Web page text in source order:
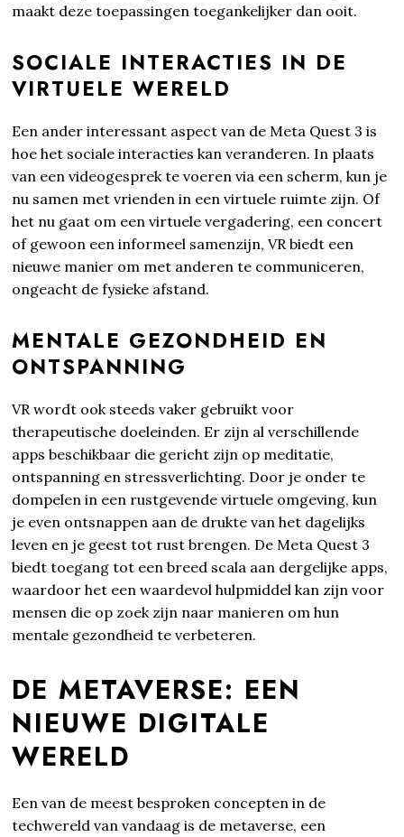
maakt deze toepassingen toegankelijker dan ooit.
SOCIALE INTERACTIES IN DE
VIRTUELE WERELD
Een ander interessant aspect van de Meta Quest 3 is
hoe het sociale interacties kan veranderen. In plaats
van een videogesprek te voeren via een scherm, kun je
nu samen met vrienden in een virtuele ruimte zijn. Of
het nu gaat om een virtuele vergadering, een concert
of gewoon een informeel samenzijn, VR biedt een
nieuwe manier om met anderen te communiceren,
ongeacht de fysieke afstand.
MENTALE GEZONDHEID EN
ONTSPANNING
VR wordt ook steeds vaker gebruikt voor
therapeutische doeleinden. Er zijn al verschillende
apps beschikbaar die gericht zijn op meditatie,
ontspanning en stressverlichting. Door je onder te
dompelen in een rustgevende virtuele omgeving, kun
je even ontsnappen aan de drukte van het dagelijks
leven en je geest tot rust brengen. De Meta Quest 3
biedt toegang tot een breed scala aan dergelijke apps,
waardoor het een waardevol hulpmiddel kan zijn voor
mensen die op zoek zijn naar manieren om hun
mentale gezondheid te verbeteren.
DE METAVERSE: EEN
NIEUWE DIGITALE
WERELD
Een van de meest besproken concepten in de
techwereld van vandaag is de metaverse, een